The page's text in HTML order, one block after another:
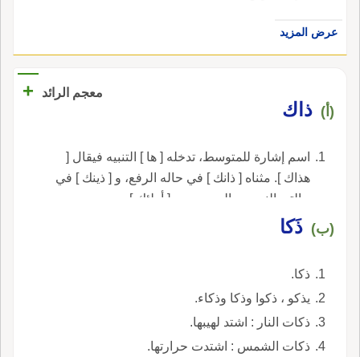
عرض المزيد
معجم الرائد +
(أ) ذاك
اسم إشارة للمتوسط، تدخله [ ها ] التنبيه فيقال [
هذاك ]. مثناه [ ذانك ] في حاله الرفع، و [ ذينك ] في
حالتي النصب والجر. جمعه [ أولئك ].
(ب) ذَكا
ذكا.
يذكو ، ذكوا وذكا وذكاء.
ذكات النار : اشتد لهيبها.
ذكات الشمس : اشتدت حرارتها.